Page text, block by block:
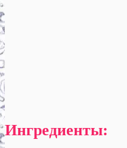
Ингредиенты: